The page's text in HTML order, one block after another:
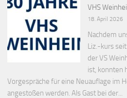
VHS
18. April 2026
Nachdem
Liz.-kurs
der VS
ist, konnten
Vorgespräche für eine Neuauflage im
angestoßen werden. Als Gast bei der...